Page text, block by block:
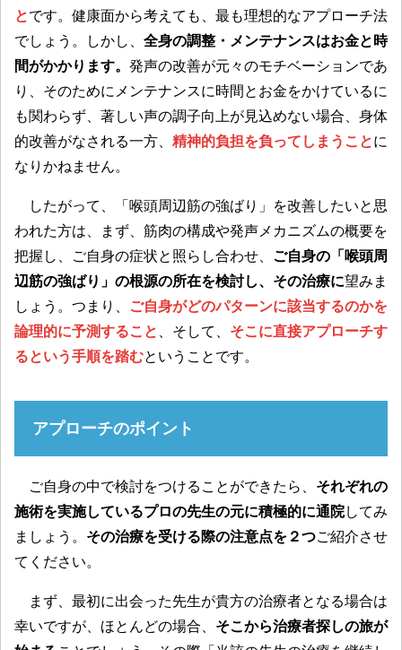
とです。健康面から考えても、最も理想的なアプローチ法
でしょう。しかし、 全身の調整・メンテナンスはお金と時
間がかかります。 発声の改善が元々のモチベーションであ
り、そのためにメンテナンスに時間とお金をかけているに
も関わらず、著しい声の調子向上が見込めない場合、身体
的改善がなされる一方、 精神的負担を負ってしまうことに
なりかねません。
したがって、「喉頭周辺筋の強ばり」を改善したいと思
われた方は、まず、筋肉の構成や発声メカニズムの概要を
把握し、ご自身の症状と照らし合わせ、 ご自身の「喉頭周
辺筋の強ばり」の根源の所在を検討し、その治療に望みま
しょう。つまり、
ご自身がどのパターンに該当するのかを
論理的に予測すること
、そして、 そこに直接アプローチす
るという手順を踏むということです。
アプローチのポイント
ご自身の中で検討をつけることができたら、 それぞれの
施術を実施しているプロの先生の元に積極的に通院してみ
ましょう。 その治療を受ける際の注意点を２つご紹介させ
てください。
まず、最初に出会った先生が貴方の治療者となる場合は
幸いですが、ほとんどの場合、 そこから治療者探しの旅が